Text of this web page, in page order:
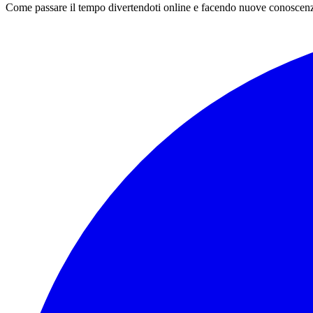
Come passare il tempo divertendoti online e facendo nuove